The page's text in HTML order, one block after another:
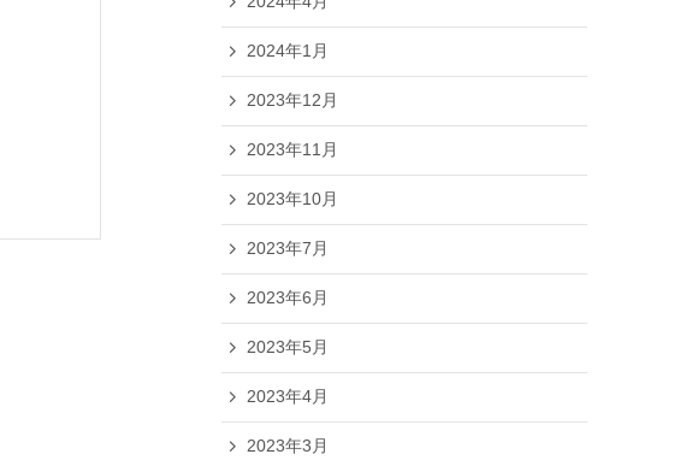
2024年1月
2023年12月
2023年11月
2023年10月
2023年7月
2023年6月
2023年5月
2023年4月
2023年3月